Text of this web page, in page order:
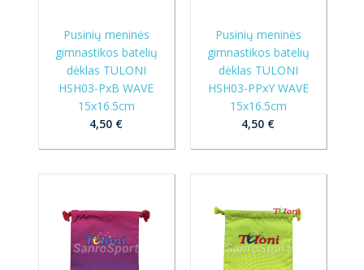
Pusinių meninės
gimnastikos batelių
dėklas TULONI
HSH03-PxB WAVE
15x16.5cm
4,50 €
Pusinių meninės
gimnastikos batelių
dėklas TULONI
HSH03-PPxY WAVE
15x16.5cm
4,50 €